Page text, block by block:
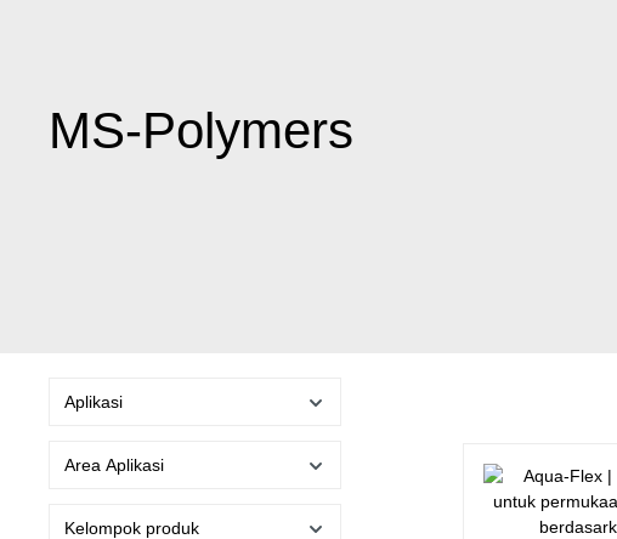
MS-Polymers
Aplikasi
Area Aplikasi
Kelompok produk